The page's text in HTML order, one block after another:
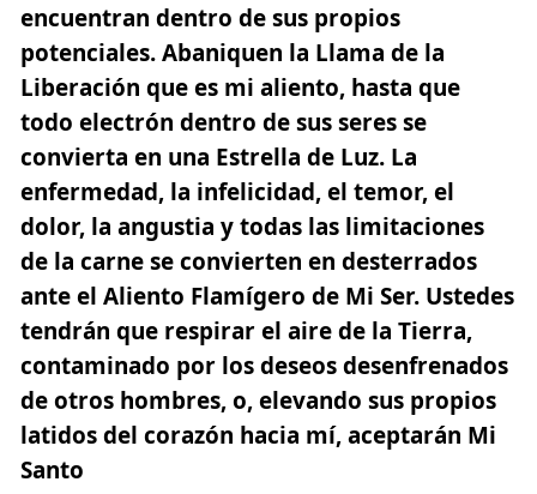
encuentran dentro de sus propios
potenciales. Abaniquen la Llama de la
Liberación que es mi aliento, hasta que
todo electrón dentro de sus seres se
convierta en una Estrella de Luz. La
enfermedad, la infelicidad, el temor, el
dolor, la angustia y todas las limitaciones
de la carne se convierten en desterrados
ante el Aliento Flamígero de Mi Ser. Ustedes
tendrán que respirar el aire de la Tierra,
contaminado por los deseos desenfrenados
de otros hombres, o, elevando sus propios
latidos del corazón hacia mí, aceptarán Mi
Santo